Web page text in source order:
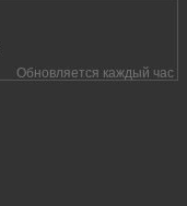
Обновляется каждый час